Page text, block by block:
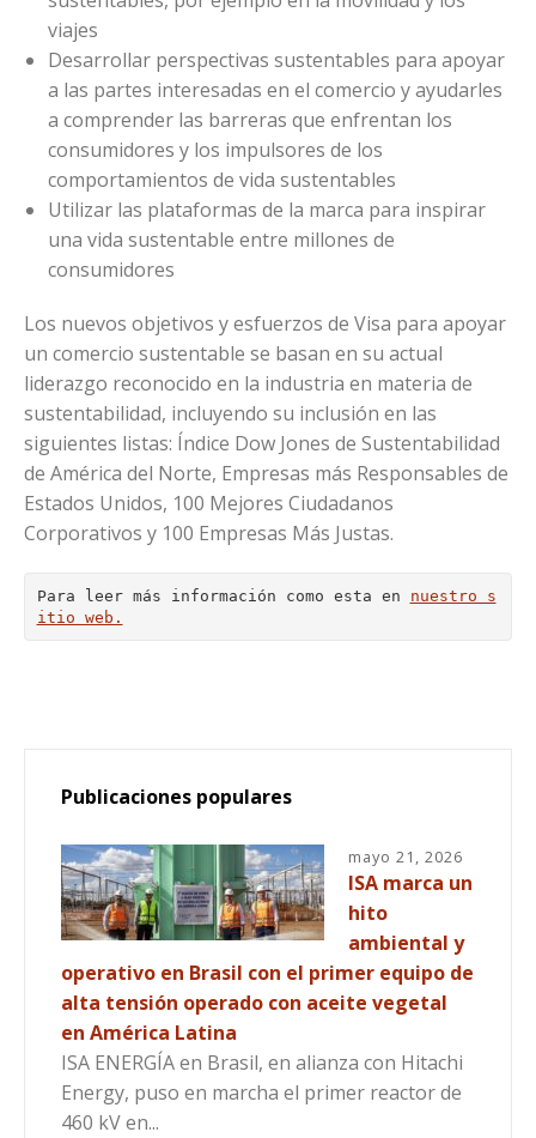
viajes
Desarrollar perspectivas sustentables para apoyar
a las partes interesadas en el comercio y ayudarles
a comprender las barreras que enfrentan los
consumidores y los impulsores de los
comportamientos de vida sustentables
Utilizar las plataformas de la marca para inspirar
una vida sustentable entre millones de
consumidores
Los nuevos objetivos y esfuerzos de Visa para apoyar
un comercio sustentable se basan en su actual
liderazgo reconocido en la industria en materia de
sustentabilidad, incluyendo su inclusión en las
siguientes listas: Índice Dow Jones de Sustentabilidad
de América del Norte, Empresas más Responsables de
Estados Unidos, 100 Mejores Ciudadanos
Corporativos y 100 Empresas Más Justas.
Para leer más información como esta en nuestro s
itio web.
Publicaciones populares
mayo 21, 2026
ISA marca un
hito
ambiental y
operativo en Brasil con el primer equipo de
alta tensión operado con aceite vegetal
en América Latina
ISA ENERGÍA en Brasil, en alianza con Hitachi
Energy, puso en marcha el primer reactor de
460 kV en...